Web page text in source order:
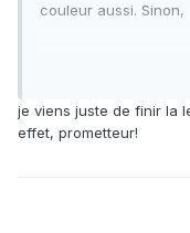
couleur aussi. Sinon,
- l’interaction est un
plateau mais on peut
je viens juste de finir la
effet, prometteur!